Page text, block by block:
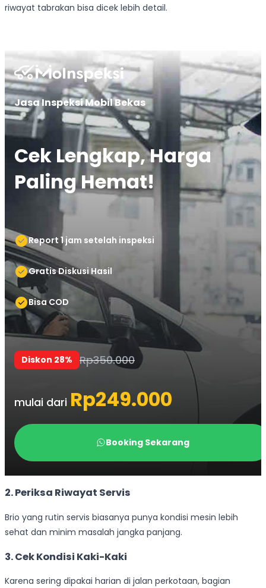
riwayat tabrakan bisa dicek lebih detail.
2. Periksa Riwayat Servis
Brio yang rutin servis biasanya punya kondisi mesin lebih
sehat dan minim masalah jangka panjang.
3. Cek Kondisi Kaki-Kaki
Karena sering dipakai harian di jalan perkotaan, bagian